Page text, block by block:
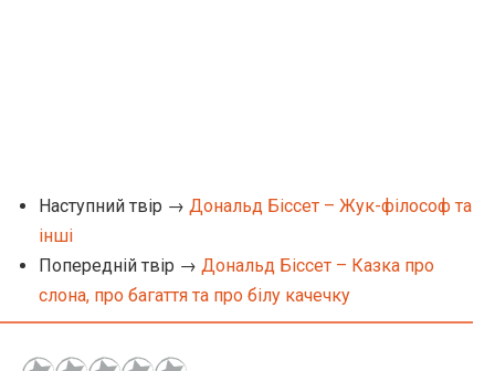
Наступний твір → Дональд Біссет – Жук-філософ та
інші
Попередній твір → Дональд Біссет – Казка про
слона, про багаття та про білу качечку